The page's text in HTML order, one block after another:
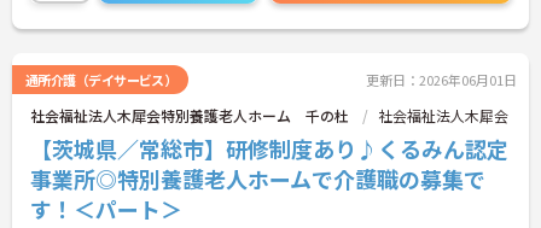
通所介護（デイサービス） 更新日：2026年06月01日
社会福祉法人木犀会特別養護老人ホーム 千の杜 社会福祉法人木犀会
【茨城県／常総市】研修制度あり♪くるみん認定
事業所◎特別養護老人ホームで介護職の募集で
す！＜パート＞